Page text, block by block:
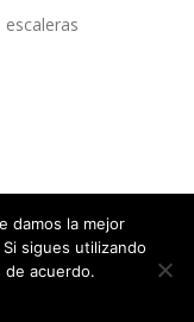
escaleras
–Tema
OnePress
damos la mejor
sigues utilizando
de acuerdo.